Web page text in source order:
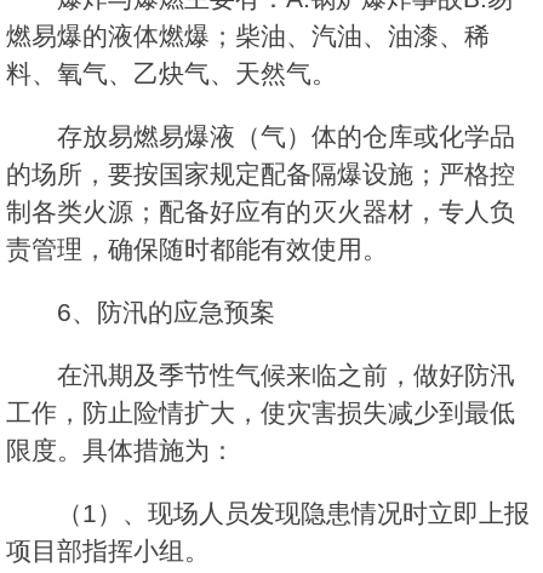
燃易爆的液体燃爆；柴油、汽油、油漆、稀
料、氧气、乙炔气、天然气。
存放易燃易爆液（气）体的仓库或化学品
的场所，要按国家规定配备隔爆设施；严格控
制各类火源；配备好应有的灭火器材，专人负
责管理，确保随时都能有效使用。
6、防汛的应急预案
在汛期及季节性气候来临之前，做好防汛
工作，防止险情扩大，使灾害损失减少到最低
限度。具体措施为：
（1）、现场人员发现隐患情况时立即上报
项目部指挥小组。